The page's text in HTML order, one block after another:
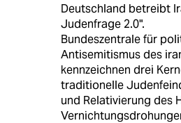
Deutschland betreibt
Judenfrage 2.0".
Bundeszentrale für
Antisemitismus des
kennzeichnen drei
traditionelle
und Relativierung des